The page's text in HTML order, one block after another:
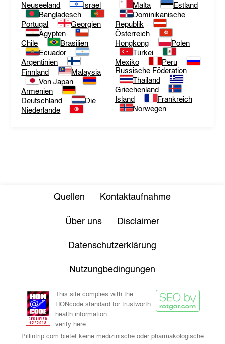
Neuseeland
Israel
Bangladesch
Portugal
Georgien
Ägypten
Chile
Brasilien
Ecuador
Argentinien
Finnland
Malaysia
Von Japan
Armenien
Deutschland
Die
Niederlande
Malta
Estland
Dominikanische
Republik
Österreich
Hongkong
Polen
Türkei
Mexiko
Peru
Russische Föderation
Thailand
Griechenland
Island
Frankreich
Norwegen
Quellen Kontaktaufnahme
Über uns Disclaimer
Datenschutzerklärung
Nutzungbedingungen
This site complies with the
HONcode standard for trustworth
health information:
verify here.
Pillintrip.com bietet keine medizinische oder pharmakologische